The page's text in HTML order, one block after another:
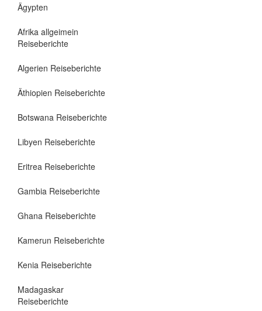
Ägypten
Afrika allgeimein
Reiseberichte
Algerien Reiseberichte
Äthiopien Reiseberichte
Botswana Reiseberichte
Libyen Reiseberichte
Eritrea Reiseberichte
Gambia Reiseberichte
Ghana Reiseberichte
Kamerun Reiseberichte
Kenia Reiseberichte
Madagaskar
Reiseberichte